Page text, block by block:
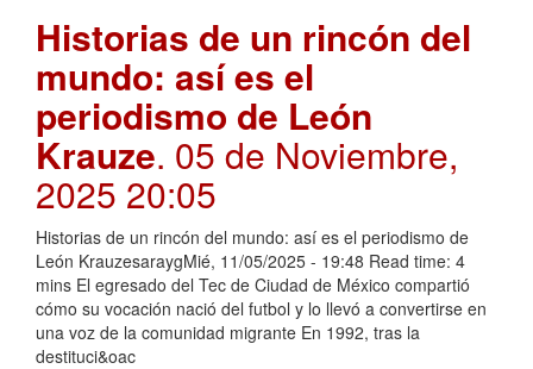
Historias de un rincón del
mundo: así es el
periodismo de León
Krauze. 05 de Noviembre,
2025 20:05
Historias de un rincón del mundo: así es el periodismo de
León KrauzesaraygMié, 11/05/2025 - 19:48 Read time: 4
mins El egresado del Tec de Ciudad de México compartió
cómo su vocación nació del futbol y lo llevó a convertirse en
una voz de la comunidad migrante En 1992, tras la
destituci&oac